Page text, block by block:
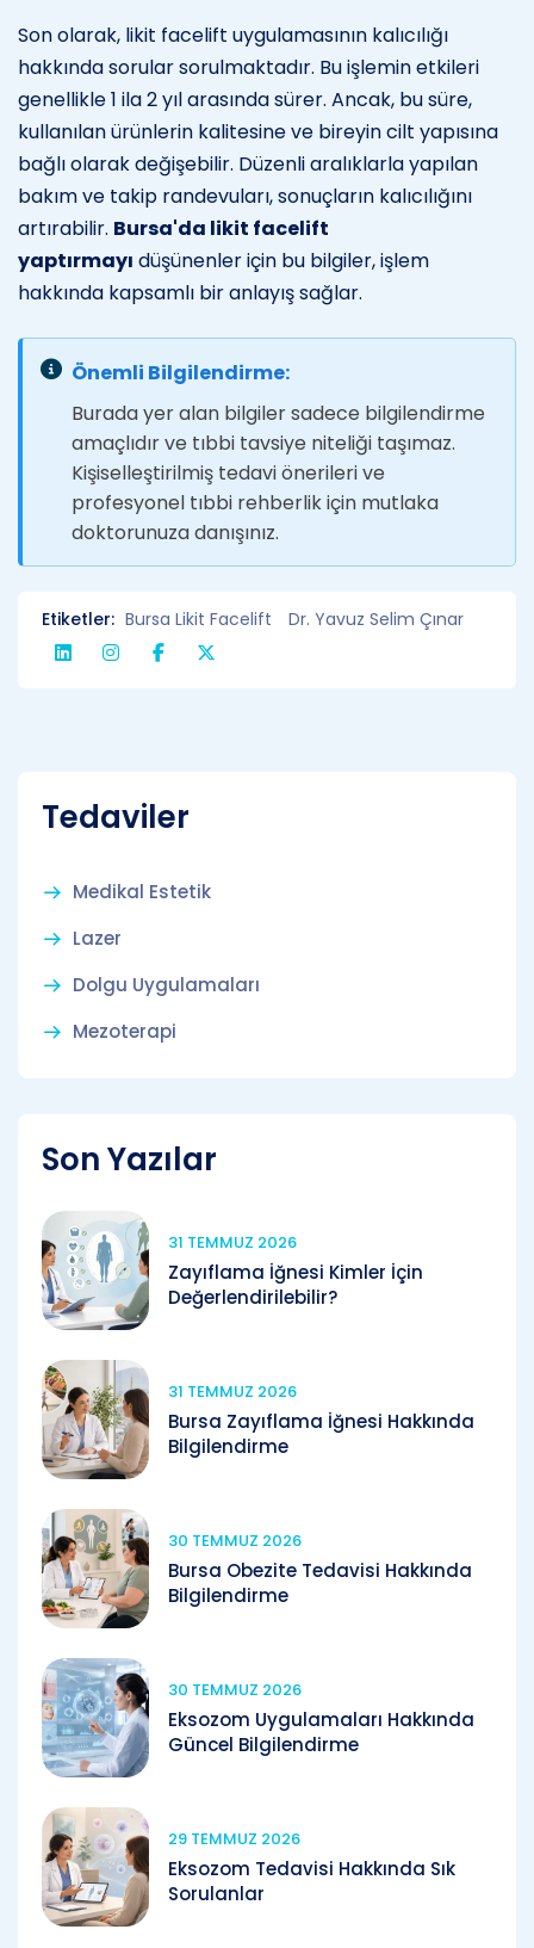
Son olarak, likit facelift uygulamasının kalıcılığı
hakkında sorular sorulmaktadır. Bu işlemin etkileri
genellikle 1 ila 2 yıl arasında sürer. Ancak, bu süre,
kullanılan ürünlerin kalitesine ve bireyin cilt yapısına
bağlı olarak değişebilir. Düzenli aralıklarla yapılan
bakım ve takip randevuları, sonuçların kalıcılığını
artırabilir. Bursa'da likit facelift
yaptırmayı düşünenler için bu bilgiler, işlem
hakkında kapsamlı bir anlayış sağlar.
Önemli Bilgilendirme:
Burada yer alan bilgiler sadece bilgilendirme
amaçlıdır ve tıbbi tavsiye niteliği taşımaz.
Kişiselleştirilmiş tedavi önerileri ve
profesyonel tıbbi rehberlik için mutlaka
doktorunuza danışınız.
Etiketler: Bursa Likit Facelift Dr. Yavuz Selim Çınar
Tedaviler
Medikal Estetik
Lazer
Dolgu Uygulamaları
Mezoterapi
Son Yazılar
31 TEMMUZ 2026
Zayıflama İğnesi Kimler İçin
Değerlendirilebilir?
31 TEMMUZ 2026
Bursa Zayıflama İğnesi Hakkında
Bilgilendirme
30 TEMMUZ 2026
Bursa Obezite Tedavisi Hakkında
Bilgilendirme
30 TEMMUZ 2026
Eksozom Uygulamaları Hakkında
Güncel Bilgilendirme
29 TEMMUZ 2026
Eksozom Tedavisi Hakkında Sık
Sorulanlar